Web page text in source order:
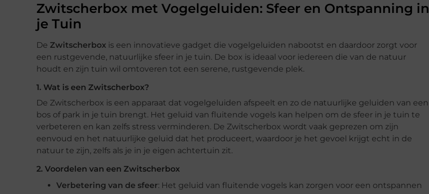
Zwitscherbox met Vogelgeluiden: Sfeer en Ontspanning in
je Tuin
De Zwitscherbox is een innovatieve gadget die vogelgeluiden nabootst en daardoor zorgt voor
een rustgevende, natuurlijke sfeer in je tuin. De box is ideaal voor iedereen die van de natuur
houdt en zijn tuin wil omtoveren tot een serene, rustgevende plek.
1. Wat is een Zwitscherbox?
De Zwitscherbox is een apparaat dat vogelgeluiden afspeelt en zo de natuurlijke geluiden van een
bos of park in je tuin brengt. Het geluid van fluitende vogels kan helpen om de sfeer in je tuin te
verbeteren en kan zelfs stress verminderen. De Zwitscherbox wordt vaak geprezen om zijn
eenvoud en het natuurlijke geluid dat het produceert, waardoor je het gevoel krijgt echt in de
natuur te zijn, zelfs als je in je eigen achtertuin zit.
2. Voordelen van een Zwitscherbox
Verbetering van de sfeer: Het geluid van fluitende vogels kan zorgen voor een ontspannen